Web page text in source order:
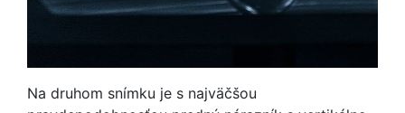
Na druhom snímku je s najväčšou